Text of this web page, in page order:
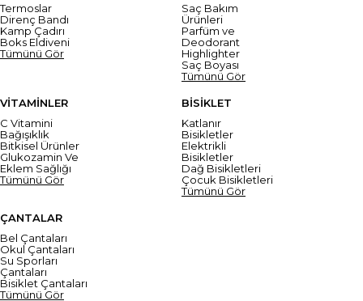
Termoslar
Direnç Bandı
Kamp Çadırı
Boks Eldiveni
Tümünü Gör
Saç Bakım
Ürünleri
Parfüm ve
Deodorant
Highlighter
Saç Boyası
Tümünü Gör
VİTAMİNLER
C Vitamini
Bağışıklık
Bitkisel Ürünler
Glukozamin Ve
Eklem Sağlığı
Tümünü Gör
BİSİKLET
Katlanır
Bisikletler
Elektrikli
Bisikletler
Dağ Bisikletleri
Çocuk Bisikletleri
Tümünü Gör
ÇANTALAR
Bel Çantaları
Okul Çantaları
Su Sporları
Çantaları
Bisiklet Çantaları
Tümünü Gör